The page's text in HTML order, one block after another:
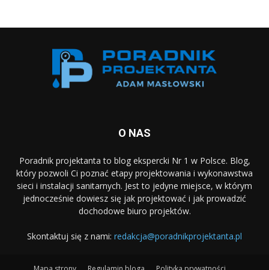
O NAS
Poradnik projektanta to blog ekspercki Nr 1 w Polsce. Blog,
który pozwoli Ci poznać etapy projektowania i wykonawstwa
sieci i instalacji sanitarnych. Jest to jedyne miejsce, w którym
jednocześnie dowiesz się jak projektować i jak prowadzić
dochodowe biuro projektów.
Skontaktuj się z nami: redakcja@poradnikprojektanta.pl